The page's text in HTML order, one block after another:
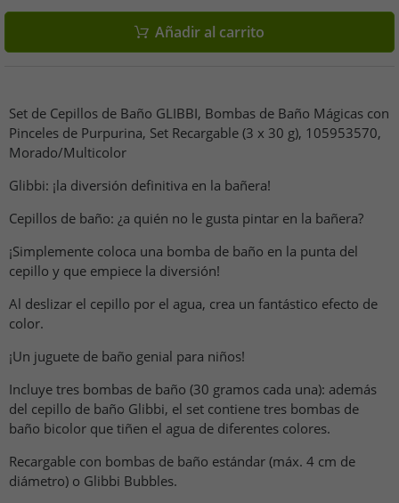
Añadir al carrito
Set de Cepillos de Baño GLIBBI, Bombas de Baño Mágicas con
Pinceles de Purpurina, Set Recargable (3 x 30 g), 105953570,
Morado/Multicolor
Glibbi: ¡la diversión definitiva en la bañera!
Cepillos de baño: ¿a quién no le gusta pintar en la bañera?
¡Simplemente coloca una bomba de baño en la punta del
cepillo y que empiece la diversión!
Al deslizar el cepillo por el agua, crea un fantástico efecto de
color.
¡Un juguete de baño genial para niños!
Incluye tres bombas de baño (30 gramos cada una): además
del cepillo de baño Glibbi, el set contiene tres bombas de
baño bicolor que tiñen el agua de diferentes colores.
Recargable con bombas de baño estándar (máx. 4 cm de
diámetro) o Glibbi Bubbles.